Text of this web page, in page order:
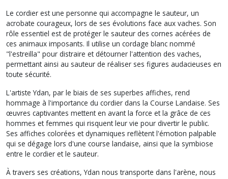
Le cordier est une personne qui accompagne le sauteur, un
acrobate courageux, lors de ses évolutions face aux vaches. Son
rôle essentiel est de protéger le sauteur des cornes acérées de
ces animaux imposants. Il utilise un cordage blanc nommé
"l'estreilla" pour distraire et détourner l'attention des vaches,
permettant ainsi au sauteur de réaliser ses figures audacieuses en
toute sécurité.
L'artiste Ydan, par le biais de ses superbes affiches, rend
hommage à l'importance du cordier dans la Course Landaise. Ses
œuvres captivantes mettent en avant la force et la grâce de ces
hommes et femmes qui risquent leur vie pour divertir le public.
Ses affiches colorées et dynamiques reflètent l'émotion palpable
qui se dégage lors d'une course landaise, ainsi que la symbiose
entre le cordier et le sauteur.
À travers ses créations, Ydan nous transporte dans l'arène, nous